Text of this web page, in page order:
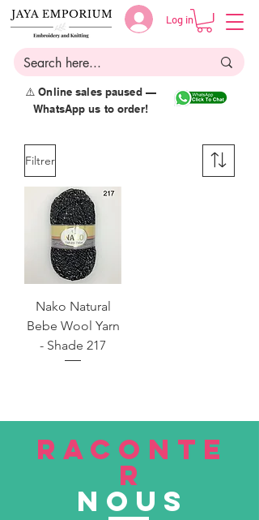
Log in
⚠️ Online sales paused —
WhatsApp us to order!
Filtrer
Nako Natural
Bebe Wool Yarn
- Shade 217
RACONTE
R
nous